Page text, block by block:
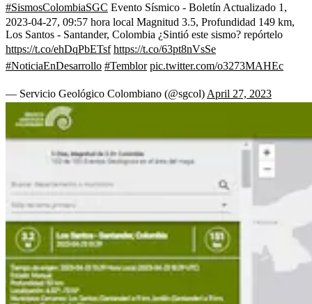
#SismosColombiaSGC Evento Sísmico - Boletín Actualizado 1,
2023-04-27, 09:57 hora local Magnitud 3.5, Profundidad 149 km,
Los Santos - Santander, Colombia ¿Sintió este sismo? repórtelo
https://t.co/ehDqPbETsf https://t.co/63pt8nVsSe
#NoticiaEnDesarrollo #Temblor pic.twitter.com/o3273MAHEc
— Servicio Geológico Colombiano (@sgcol) April 27, 2023